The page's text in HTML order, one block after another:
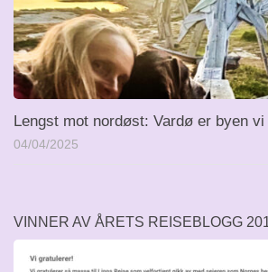
Lengst mot nordøst: Vardø er byen
04/04/2025
VINNER AV ÅRETS REISEBLOGG